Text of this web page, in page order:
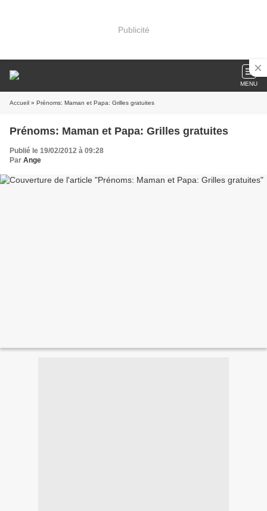
Publicité
MENU
Accueil » Prénoms: Maman et Papa: Grilles gratuites
Prénoms: Maman et Papa: Grilles gratuites
Publié le 19/02/2012 à 09:28
Par Ange